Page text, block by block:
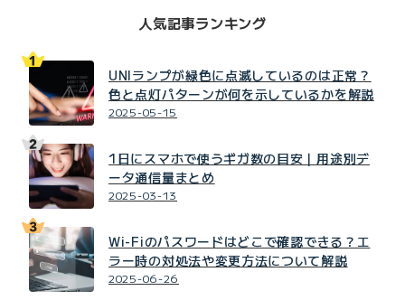
人気記事ランキング
UNIランプが緑色に点滅しているのは正常？
色と点灯パターンが何を示しているかを解説
2025-05-15
1日にスマホで使うギガ数の目安｜用途別デ
ータ通信量まとめ
2025-03-13
Wi-Fiのパスワードはどこで確認できる？エ
ラー時の対処法や変更方法について解説
2025-06-26